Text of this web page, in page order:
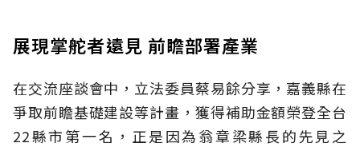
展現掌舵者遠見 前瞻部署產業
在交流座談會中，立法委員蔡易餘分享，嘉義縣在
爭取前瞻基礎建設等計畫，獲得補助金額榮登全台
22縣市第一名，正是因為翁章梁縣長的先見之